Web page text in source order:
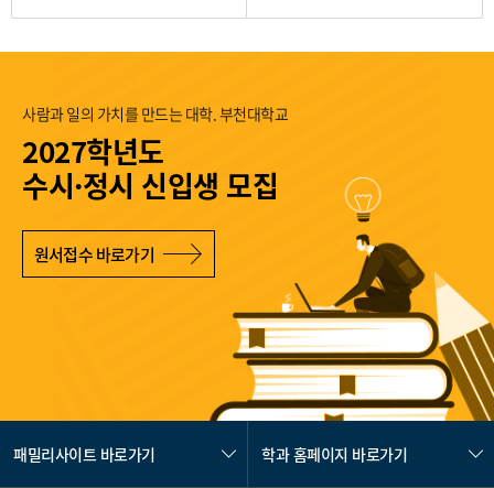
사람과 일의 가치를 만드는 대학. 부천대학교
2027학년도
수시·정시 신입생 모집
원서접수 바로가기
패밀리사이트 바로가기 학과 홈페이지 바로가기